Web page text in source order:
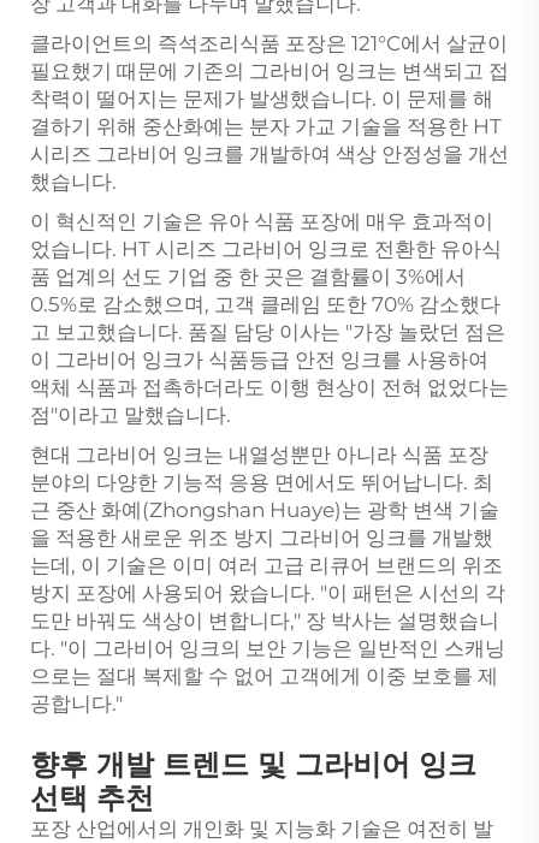
클라이언트의 즉석조리식품 포장은 121°C에서 살균이
필요했기 때문에 기존의 그라비어 잉크는 변색되고 접
착력이 떨어지는 문제가 발생했습니다. 이 문제를 해
결하기 위해 중산화예는 분자 가교 기술을 적용한 HT
시리즈 그라비어 잉크를 개발하여 색상 안정성을 개선
했습니다.
이 혁신적인 기술은 유아 식품 포장에 매우 효과적이
었습니다. HT 시리즈 그라비어 잉크로 전환한 유아식
품 업계의 선도 기업 중 한 곳은 결함률이 3%에서
0.5%로 감소했으며, 고객 클레임 또한 70% 감소했다
고 보고했습니다. 품질 담당 이사는 "가장 놀랐던 점은
이 그라비어 잉크가 식품등급 안전 잉크를 사용하여
액체 식품과 접촉하더라도 이행 현상이 전혀 없었다는
점"이라고 말했습니다.
현대 그라비어 잉크는 내열성뿐만 아니라 식품 포장
분야의 다양한 기능적 응용 면에서도 뛰어납니다. 최
근 중산 화예(Zhongshan Huaye)는 광학 변색 기술
을 적용한 새로운 위조 방지 그라비어 잉크를 개발했
는데, 이 기술은 이미 여러 고급 리큐어 브랜드의 위조
방지 포장에 사용되어 왔습니다. "이 패턴은 시선의 각
도만 바꿔도 색상이 변합니다," 장 박사는 설명했습니
다. "이 그라비어 잉크의 보안 기능은 일반적인 스캐닝
으로는 절대 복제할 수 없어 고객에게 이중 보호를 제
공합니다."
향후 개발 트렌드 및 그라비어 잉크
선택 추천
포장 산업에서의 개인화 및 지능화 기술은 여전히 발